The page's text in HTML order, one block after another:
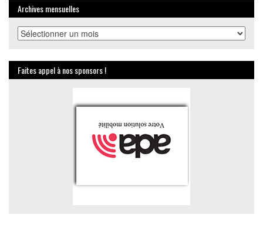
Archives mensuelles
Archives
mensuelles
Faites appel à nos sponsors !